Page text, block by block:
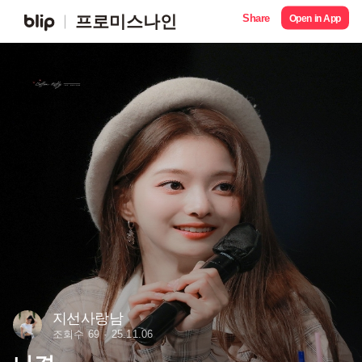
프로미스나인 Share Open in App
지선사랑남
조회수 69 25.11.06